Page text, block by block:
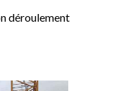
déroulement